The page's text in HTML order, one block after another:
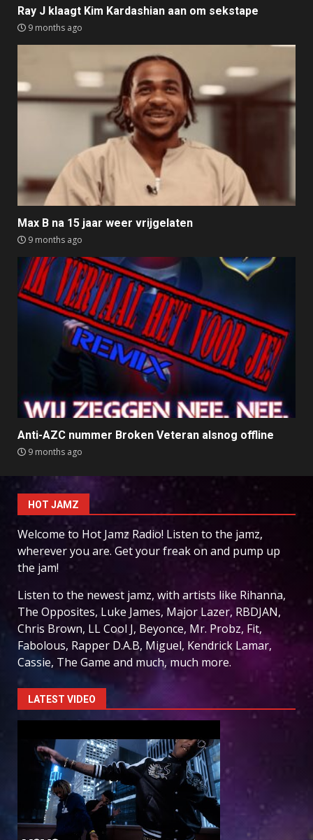
Ray J klaagt Kim Kardashian aan om sekstape
9 months ago
Max B na 15 jaar weer vrijgelaten
9 months ago
Anti-AZC nummer Broken Veteran alsnog offline
9 months ago
HOT JAMZ
Welcome to Hot Jamz Radio! Listen to the jamz,
wherever you are. Get your freak on and pump up
the jam!
Listen to the newest jamz, with artists like Rihanna,
The Opposites, Luke James, Major Lazer, RBDJAN,
Chris Brown, LL Cool J, Beyonce, Mr. Probz, Fit,
Fabolous, Rapper D.A.B, Miguel, Kendrick Lamar,
Cassie, The Game and much, much more.
LATEST VIDEO